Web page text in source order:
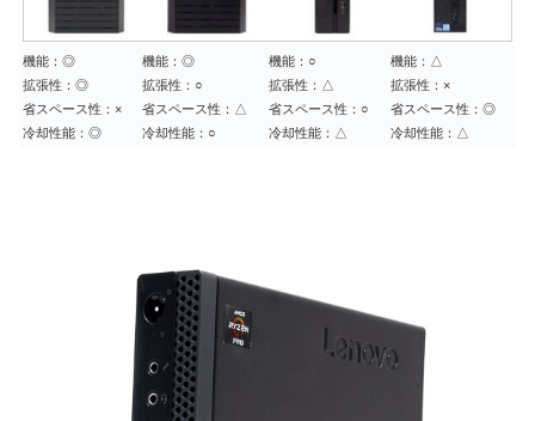
機能：◎
拡張性：◎
省スペース性：×
冷却性能：◎
機能：◎
拡張性：○
省スペース性：△
冷却性能：○
機能：○
拡張性：△
省スペース性：○
冷却性能：△
機能：△
拡張性：×
省スペース性：◎
冷却性能：△